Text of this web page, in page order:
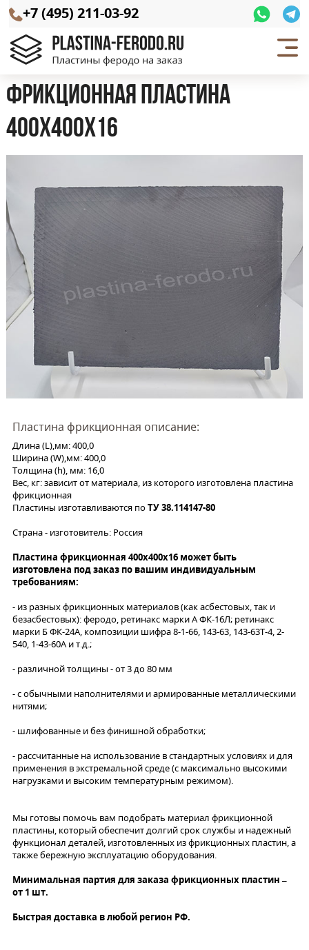
+7 (495) 211-03-92
Фрикционная пластина
400х400х16
Пластина фрикционная описание:
Длина (L),мм: 400,0
Ширина (W),мм: 400,0
Толщина (h), мм: 16,0
Вес, кг: зависит от материала, из которого изготовлена пластина
фрикционная
Пластины изготавливаются поТУ 38.114147-80
Страна - изготовитель: Россия
Пластина фрикционная 400х400х16 может быть
изготовлена под заказ по вашим индивидуальным
требованиям:
- из разных фрикционных материалов (как асбестовых, так и
безасбестовых): феродо, ретинакс марки А ФК-16Л; ретинакс
марки Б ФК-24А, композиции шифра 8-1-66, 143-63, 143-63Т-4, 2-
540, 1-43-60А и т.д.;
- различной толщины - от 3 до 80 мм
- с обычными наполнителями и армированные металлическими
нитями;
- шлифованные и без финишной обработки;
- рассчитанные на использование в стандартных условиях и для
применения в экстремальной среде (с максимально высокими
нагрузками и высоким температурным режимом).
Мы готовы помочь вам подобрать материал фрикционной
пластины, который обеспечит долгий срок службы и надежный
функционал деталей, изготовленных из фрикционных пластин, а
также бережную эксплуатацию оборудования.
Минимальная партия для заказа фрикционных пластин –
от 1 шт.
Быстрая доставка в любой регион РФ.